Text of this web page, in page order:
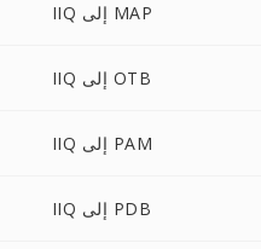
IIQ إلى MAP
IIQ إلى OTB
IIQ إلى PAM
IIQ إلى PDB